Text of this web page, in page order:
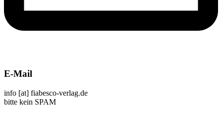
E-Mail
info [at] fiabesco-verlag.de
bitte kein SPAM